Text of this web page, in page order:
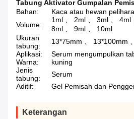
Tabung Aktivator Gumpalan
Bahan:
Kaca atau hewan
Volume:
1ml 、 2ml 、 3ml 、 4ml
8ml 、 9ml 、 10ml
Ukuran
tabung:
13*75mm 、 13*100mm
Aplikasi:
Serum mengumpulkan
Warna:
kuning
Jenis
tabung:
Serum
Aditif:
Gel Pemisah dan
Keterangan